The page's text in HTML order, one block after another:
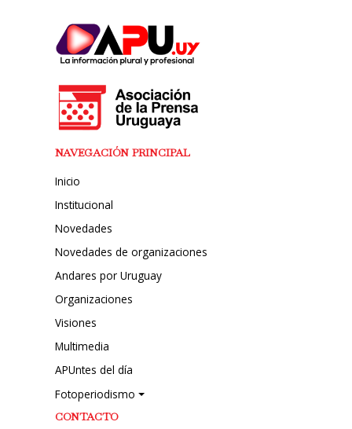
NAVEGACIÓN PRINCIPAL
Inicio
Institucional
Novedades
Novedades de organizaciones
Andares por Uruguay
Organizaciones
Visiones
Multimedia
APUntes del día
Fotoperiodismo
CONTACTO